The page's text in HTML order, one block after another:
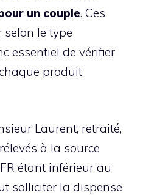
un couple. Ces
le type
essentiel de vérifier
produit
Laurent, retraité,
à la source
étant inférieur au
solliciter la dispense